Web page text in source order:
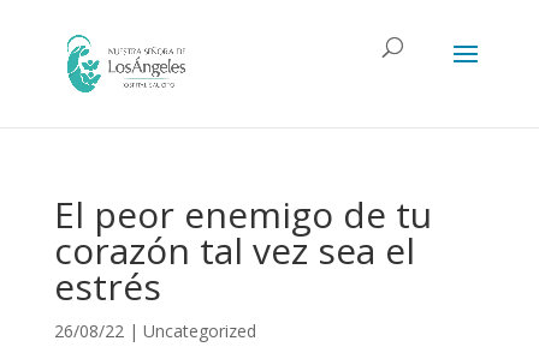
El peor enemigo de tu
corazón tal vez sea el
estrés
26/08/22| Uncategorized